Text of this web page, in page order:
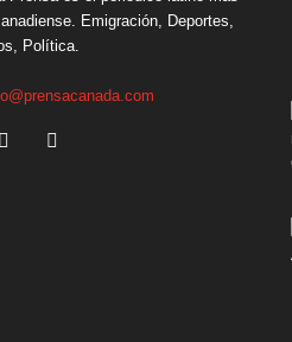
Emigración, Deportes,
Política.